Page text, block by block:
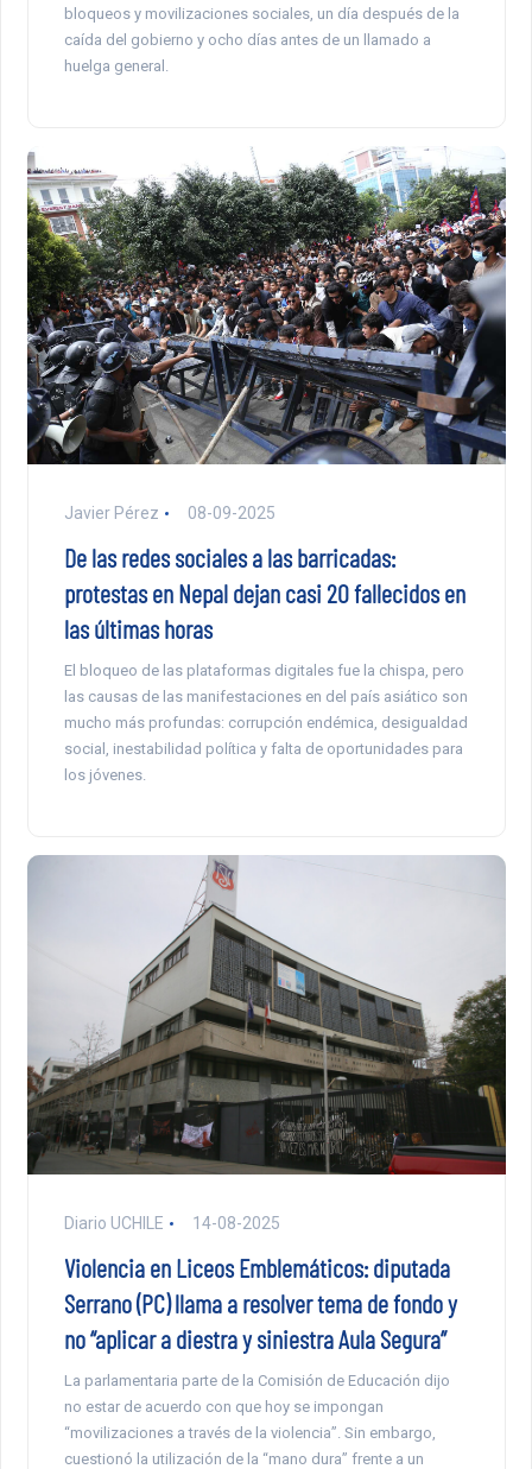
bloqueos y movilizaciones sociales, un día después de la
caída del gobierno y ocho días antes de un llamado a
huelga general.
Javier Pérez 08-09-2025
De las redes sociales a las barricadas:
protestas en Nepal dejan casi 20 fallecidos en
las últimas horas
El bloqueo de las plataformas digitales fue la chispa, pero
las causas de las manifestaciones en del país asiático son
mucho más profundas: corrupción endémica, desigualdad
social, inestabilidad política y falta de oportunidades para
los jóvenes.
Diario UCHILE 14-08-2025
Violencia en Liceos Emblemáticos: diputada
Serrano (PC) llama a resolver tema de fondo y
no “aplicar a diestra y siniestra Aula Segura”
La parlamentaria parte de la Comisión de Educación dijo
no estar de acuerdo con que hoy se impongan
“movilizaciones a través de la violencia”. Sin embargo,
cuestionó la utilización de la “mano dura” frente a un